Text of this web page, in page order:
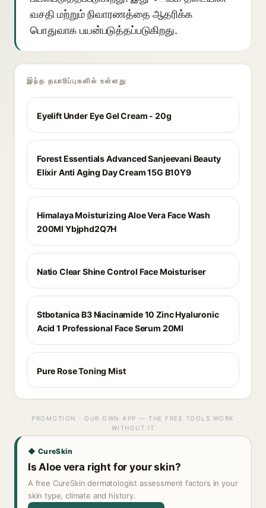
வசதி மற்றும் நிவாரணத்தை ஆதரிக்க
பொதுவாக பயன்படுத்தப்படுகிறது.
இந்த தயாரிப்புகளில் உள்ளது
Eyelift Under Eye Gel Cream - 20g
Forest Essentials Advanced Sanjeevani Beauty
Elixir Anti Aging Day Cream 15G B10Y9
Himalaya Moisturizing Aloe Vera Face Wash
200Ml Ybjphd2Q7H
Natio Clear Shine Control Face Moisturiser
Stbotanica B3 Niacinamide 10 Zinc Hyaluronic
Acid 1 Professional Face Serum 20Ml
Pure Rose Toning Mist
PROMOTION · OUR OWN APP — THE FREE TOOLS WORK
WITHOUT IT
◆ CureSkin
Is Aloe vera right for your skin?
A free CureSkin dermatologist assessment factors in your
skin type, climate and history.